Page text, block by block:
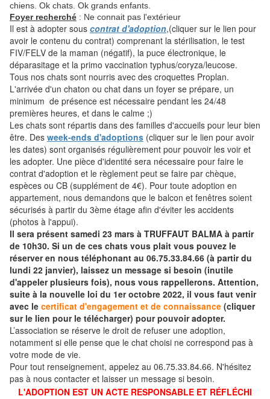
chiens. Ok chats. Ok grands enfants.
Foyer recherché : Ne connait pas l'extérieur
Il est à adopter sous contrat d'adoption,(cliquer sur le lien pour
avoir le contenu du contrat) comprenant la stérilisation, le test
FIV/FELV de la maman (négatif), la puce électronique, le
déparasitage et la primo vaccination typhus/coryza/leucose.
Tous nos chats sont nourris avec des croquettes Proplan.
L'arrivée d'un chaton ou chat dans un foyer se prépare, un
minimum de présence est nécessaire pendant les 24/48
premières heures, et dans le calme ;)
Les chats sont répartis dans des familles d'accueils pour leur bien
être. Des week-ends d'adoptions (cliquer sur le lien pour avoir
les dates) sont organisés régulièrement pour pouvoir les voir et
les adopter. Une pièce d'identité sera nécessaire pour faire le
contrat d'adoption et le règlement peut se faire par chèque,
espèces ou CB (supplément de 4€). Pour toute adoption en
appartement, nous demandons que le balcon et fenêtres soient
sécurisés à partir du 3ème étage afin d'éviter les accidents
(photos à l'appui).
Il sera présent samedi 23 mars à TRUFFAUT BALMA à partir
de 10h30. Si un de ces chats vous plait vous pouvez le
réserver en nous téléphonant au 06.75.33.84.66 (à partir du
lundi 22 janvier), laissez un message si besoin (inutile
d'appeler plusieurs fois), nous vous rappellerons. Attention,
suite à la nouvelle loi du 1er octobre 2022, il vous faut venir
avec le certificat d'engagement et de connaissance (cliquer
sur le lien pour le télécharger) pour pouvoir adopter.
L’association se réserve le droit de refuser une adoption,
notamment si elle pense que le chat choisi ne correspond pas à
votre mode de vie.
Pour tout renseignement, appelez au 06.75.33.84.66. N'hésitez
pas à nous contacter et laisser un message si besoin.
L'ADOPTION EST UN ACTE RESPONSABLE ET RÉFLÉCHI